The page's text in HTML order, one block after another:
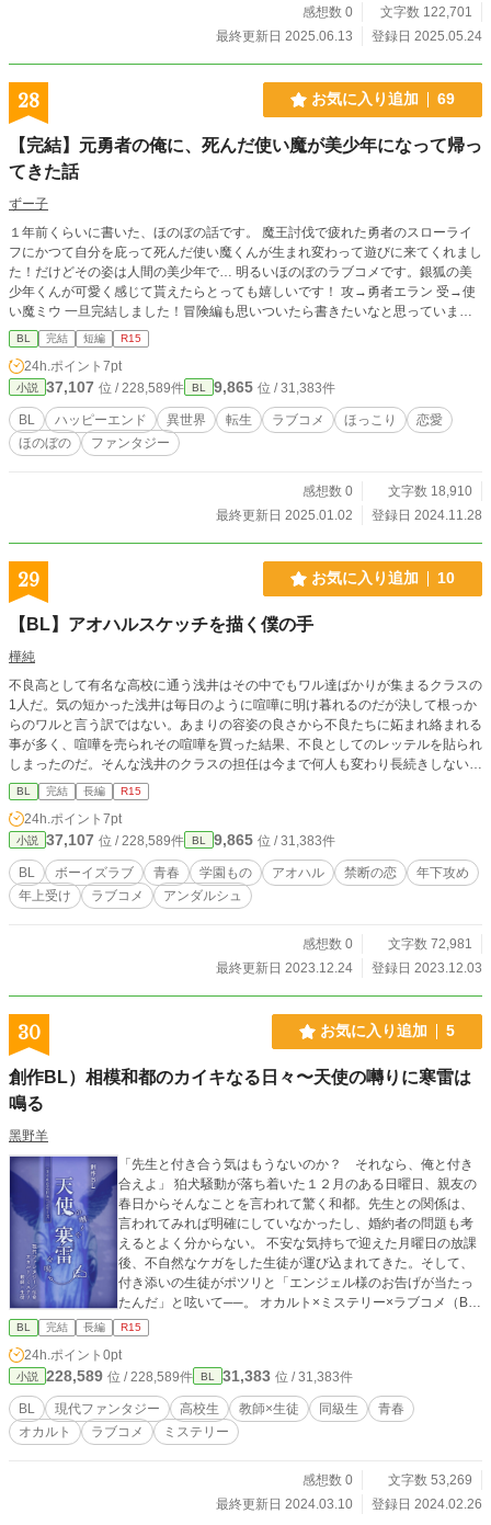
感想数 0
文字数 122,701
最終更新日 2025.06.13
登録日 2025.05.24
28 お気に入り追加 69
【完結】元勇者の俺に、死んだ使い魔が美少年になって帰っ
てきた話
ずー子
１年前くらいに書いた、ほのぼの話です。 魔王討伐で疲れた勇者のスローライ
フにかつて自分を庇って死んだ使い魔くんが生まれ変わって遊びに来てくれまし
た！だけどその姿は人間の美少年で… 明るいほのぼのラブコメです。銀狐の美
少年くんが可愛く感じて貰えたらとっても嬉しいです！ 攻→勇者エラン 受→使
い魔ミウ 一旦完結しました！冒険編も思いついたら書きたいなと思っていま
す。応援ありがとうございました！
BL 完結 短編 R15
24h.ポイント 7pt
小説 37,107 位 / 228,589件 BL 9,865 位 / 31,383件
BL ハッピーエンド 異世界 転生 ラブコメ ほっこり
恋愛
ほのぼの
ファンタジー
感想数 0
文字数 18,910
最終更新日 2025.01.02
登録日 2024.11.28
29 お気に入り追加 10
【BL】アオハルスケッチを描く僕の手
樺純
不良高として有名な高校に通う浅井はその中でもワル達ばかりが集まるクラスの
1人だ。気の短かった浅井は毎日のように喧嘩に明け暮れるのだが決して根っか
らのワルと言う訳ではない。あまりの容姿の良さから不良たちに妬まれ絡まれる
事が多く、喧嘩を売られその喧嘩を買った結果、不良としてのレッテルを貼られ
しまったのだ。そんな浅井のクラスの担任は今まで何人も変わり長続きしないの
が当たり前。そんなある日、浅井が登校すると担任がいつの間にか退職しており
新しい担任が赴任してくるというウワサ話を耳にする。どうせまた長続きしない
のだろうと思っていた浅井の前に現れたのは今までの担任とは雰囲気の違う、不
思議な空気を漂わせる美術教師の月島だった。不良達ばかりのクラスだというの
に色眼鏡で生徒を見ることなく、物怖じせず接するその姿をみた浅井は名前に興
味を示す。そして、クラスで恒例となっている赴任してきたばかりの担任いびり
を見た浅井は耐えきれず月島を助ける。そんな浅井の中に芽生えたはじめての気
う。しかし、不良だったはずのクラスメイト達も次第に月島に心を開いていき、
浅井はさらに月島に心惹かれていく。そんな中、浅井の絵の才能を見抜いた月島
ラスメイトに見せるのは恥ずかしいと思い月島の提案を一度は断る。しかし、そ
のコンテストが1泊2日で行われ、月島が引率でついて行くと知った浅井は月島
とお泊まりが出来ると知り下心でコンテストの参加を決めるのだが……。思春期
真っ只中の浅井の片想いの結末は？ 君が幸せでありますように…あなたが幸せ
でありますように…あの夜、天の川の中を駆けていく流れ星に願ったふたりの想
いは果たして叶うのだろうか…？教師×教え子の甘く切ない禁断の青春ラブスト
BL 完結 長編 R15
24h.ポイント 7pt
小説 37,107 位 / 228,589件 BL 9,865 位 / 31,383件
BL ボーイズラブ 青春 学園もの アオハル 禁断の恋
年下攻め
年上受け
ラブコメ アンダルシュ
感想数 0
文字数 72,981
最終更新日 2023.12.24
登録日 2023.12.03
30 お気に入り追加 5
創作BL）相模和都のカイキなる日々〜天使の囀りに寒雷は
鳴る
黑野羊
「先生と付き合う気はもうないのか？ それなら、俺と付き
合えよ」 狛犬騒動が落ち着いた１２月のある日曜日、親友の
春日からそんなことを言われて驚く和都。先生との関係は、
言われてみれば明確にしていなかったし、婚約者の問題も考
えるとよく分からない。 不安な気持ちで迎えた月曜日の放課
後、不自然なケガをした生徒が運び込まれてきた。そして、
付き添いの生徒がポツリと「エンジェル様のお告げが当たっ
たんだ」と呟いて──。 オカルト×ミステリー×ラブコメ（B
L）な現代ファンタジー。 和都のカイキなる日々はまだまだ
続く。 ーーー ※相模和都のカイキなる日々の続編になりま
す。 https://www.alphapolis.co.jp/novel/702387773/2668174
29 「*」のついている話は、キスシーンなどを含みます。 ＝
＝＝ 主な登場人物） ・相模和都：本作主人公。高校二年、お
化けが視える。 ・仁科先生：和都の通う高校の、養護教諭。
・春日祐介：和都の中学からの友人。 ・小坂、菅原：和都と
BL 完結 長編 R15
24h.ポイント 0pt
小説 228,589 位 / 228,589件 BL 31,383 位 / 31,383件
BL 現代ファンタジー 高校生 教師×生徒 同級生
青春
オカルト
ラブコメ ミステリー
感想数 0
文字数 53,269
最終更新日 2024.03.10
登録日 2024.02.26